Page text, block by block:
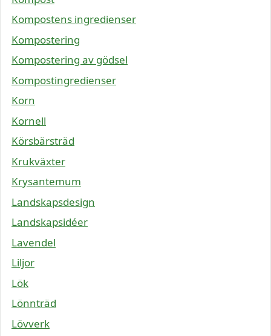
Kompostens ingredienser
Kompostering
Kompostering av gödsel
Kompostingredienser
Korn
Kornell
Körsbärsträd
Krukväxter
Krysantemum
Landskapsdesign
Landskapsidéer
Lavendel
Liljor
Lök
Lönnträd
Lövverk